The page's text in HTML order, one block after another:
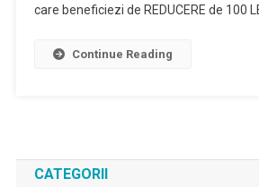
care beneficiezi de REDUCERE de 100
Continue Reading
CATEGORII